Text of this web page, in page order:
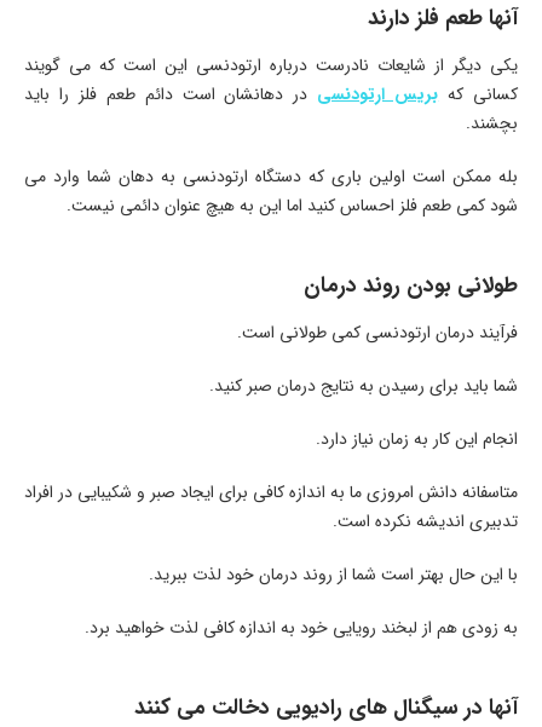
آنها طعم فلز دارند
یکی دیگر از شایعات نادرست درباره ارتودنسی این است که می گویند
کسانی کهبریس ارتودنسی در دهانشان است دائم طعم فلز را باید
بچشند.
بله ممکن است اولین باری که دستگاه ارتودنسی به دهان شما وارد می
شود کمی طعم فلز احساس کنید اما این به هیچ عنوان دائمی نیست.
طولانی بودن روند درمان
فرآیند درمان ارتودنسی کمی طولانی است.
شما باید برای رسیدن به نتایج درمان صبر کنید.
انجام این کار به زمان نیاز دارد.
متاسفانه دانش امروزی ما به اندازه کافی برای ایجاد صبر و شکیبایی در افراد
تدبیری اندیشه نکرده است.
با این حال بهتر است شما از روند درمان خود لذت ببرید.
به زودی هم از لبخند رویایی خود به اندازه کافی لذت خواهید برد.
آنها در سیگنال های رادیویی دخالت می کنند